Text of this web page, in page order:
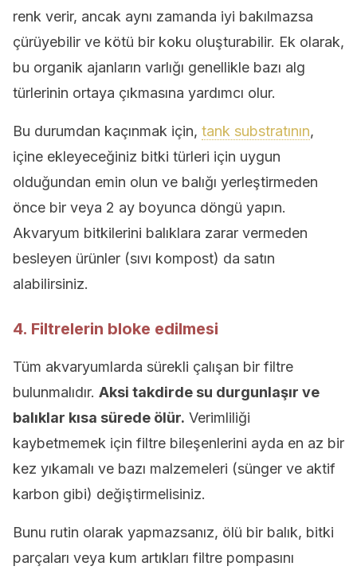
renk verir, ancak aynı zamanda iyi bakılmazsa
çürüyebilir ve kötü bir koku oluşturabilir. Ek olarak,
bu organik ajanların varlığı genellikle bazı alg
türlerinin ortaya çıkmasına yardımcı olur.
Bu durumdan kaçınmak için, tank substratının,
içine ekleyeceğiniz bitki türleri için uygun
olduğundan emin olun ve balığı yerleştirmeden
önce bir veya 2 ay boyunca döngü yapın.
Akvaryum bitkilerini balıklara zarar vermeden
besleyen ürünler (sıvı kompost) da satın
alabilirsiniz.
4. Filtrelerin bloke edilmesi
Tüm akvaryumlarda sürekli çalışan bir filtre
bulunmalıdır. Aksi takdirde su durgunlaşır ve
balıklar kısa sürede ölür. Verimliliği
kaybetmemek için filtre bileşenlerini ayda en az bir
kez yıkamalı ve bazı malzemeleri (sünger ve aktif
karbon gibi) değiştirmelisiniz.
Bunu rutin olarak yapmazsanız, ölü bir balık, bitki
parçaları veya kum artıkları filtre pompasını